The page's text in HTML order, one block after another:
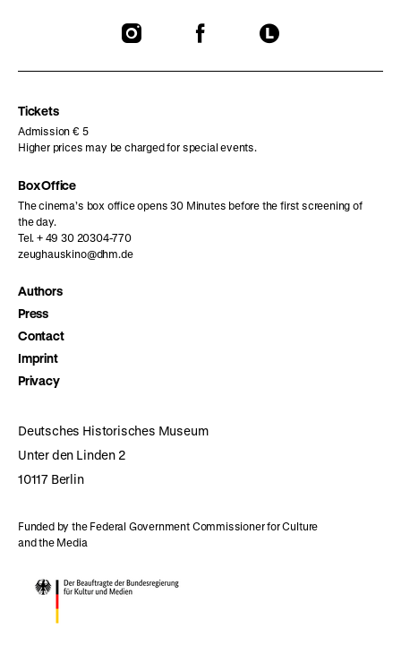
To
To
To
Tickets
Admission € 5
Higher prices may be charged for special events.
Box Office
The cinema’s box office opens 30 Minutes before the first screening of
the day.
Tel. + 49 30 20304-770
zeughauskino@dhm.de
Authors
Press
Contact
Imprint
Privacy
Deutsches Historisches Museum
Unter den Linden 2
10117 Berlin
Funded by the Federal Government Commissioner for Culture
and the Media